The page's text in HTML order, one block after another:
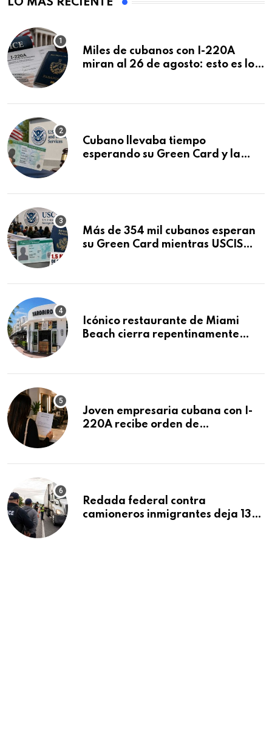
LO MÁS RECIENTE
Miles de cubanos con I-220A
miran al 26 de agosto: esto es lo
Cubano llevaba tiempo
esperando su Green Card y la
Más de 354 mil cubanos esperan
su Green Card mientras USCIS
Icónico restaurante de Miami
Beach cierra repentinamente
Joven empresaria cubana con I-
220A recibe orden de
Redada federal contra
camioneros inmigrantes deja 137